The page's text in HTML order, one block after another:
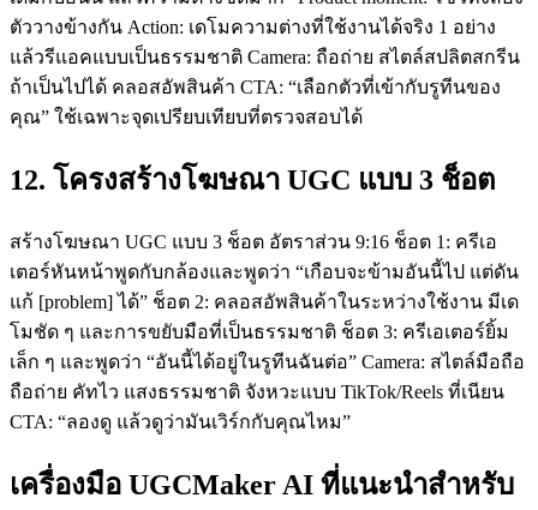
ตัววางข้างกัน Action: เดโมความต่างที่ใช้งานได้จริง 1 อย่าง
แล้วรีแอคแบบเป็นธรรมชาติ Camera: ถือถ่าย สไตล์สปลิตสกรีน
ถ้าเป็นไปได้ คลอสอัพสินค้า CTA: “เลือกตัวที่เข้ากับรูทีนของ
คุณ” ใช้เฉพาะจุดเปรียบเทียบที่ตรวจสอบได้
12. โครงสร้างโฆษณา UGC แบบ 3 ช็อต
สร้างโฆษณา UGC แบบ 3 ช็อต อัตราส่วน 9:16 ช็อต 1: ครีเอ
เตอร์หันหน้าพูดกับกล้องและพูดว่า “เกือบจะข้ามอันนี้ไป แต่ดัน
แก้ [problem] ได้” ช็อต 2: คลอสอัพสินค้าในระหว่างใช้งาน มีเด
โมชัด ๆ และการขยับมือที่เป็นธรรมชาติ ช็อต 3: ครีเอเตอร์ยิ้ม
เล็ก ๆ และพูดว่า “อันนี้ได้อยู่ในรูทีนฉันต่อ” Camera: สไตล์มือถือ
ถือถ่าย คัทไว แสงธรรมชาติ จังหวะแบบ TikTok/Reels ที่เนียน
CTA: “ลองดู แล้วดูว่ามันเวิร์กกับคุณไหม”
เครื่องมือ UGCMaker AI ที่แนะนำสำหรับ